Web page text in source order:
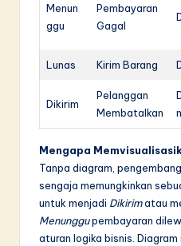
Menun
ggu
Pembayaran
Gagal
Lunas Kirim Barang
Dikirim
Pelanggan
Membatalkan
n
Mengapa
Tanpa diagram,
sengaja memungkinkan
untuk menjadi Dikirimatau
Menunggupembayaran
aturan logika bisnis.